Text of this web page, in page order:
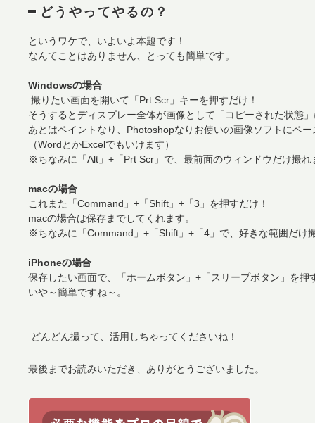
どうやってやるの？
というワケで、いよいよ本題です！
なんてことはありません、とっても簡単です。
Windowsの場合
撮りたい画面を開いて「Prt Scr」キーを押すだけ！
そうするとディスプレー全体が画像として「コピーされた状態
あとはペイントなり、Photoshopなりお使いの画像ソフトにペ
（WordとかExcelでもいけます）
※ちなみに「Alt」+「Prt Scr」で、最前面のウィンドウだけ撮れ
macの場合
これまた「Command」+「Shift」+「3」を押すだけ！
macの場合は保存までしてくれます。
※ちなみに「Command」+「Shift」+「4」で、好きな範囲だけ
iPhoneの場合
保存したい画面で、「ホームボタン」+「スリープボタン」を押
いや～簡単ですね～。
どんどん撮って、活用しちゃってくださいね！
最後までお読みいただき、ありがとうございました。